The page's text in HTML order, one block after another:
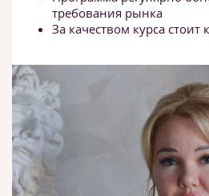
требования рынка
За качеством курса